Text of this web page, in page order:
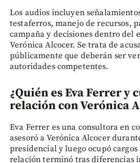
Los audios incluyen
testaferros, manejo de recursos,
campaña y decisiones dentro del
Verónica Alcocer. Se trata de
públicamente que deberán ser
autoridades competentes.
¿Quién es Eva Ferrer y
relación con Verónica
Eva Ferrer es una consultora en
asesoró a Verónica Alcocer
presidencial y luego ocupó
relación terminó tras diferencias